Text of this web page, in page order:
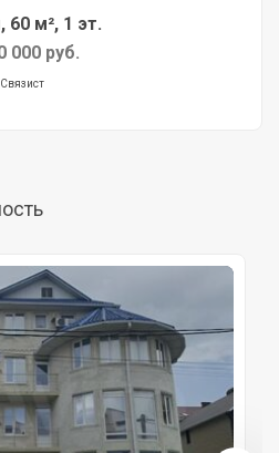
60 м², 1 эт.
000 руб.